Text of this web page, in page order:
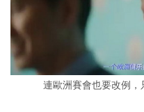
連歐洲賽會也要改例，